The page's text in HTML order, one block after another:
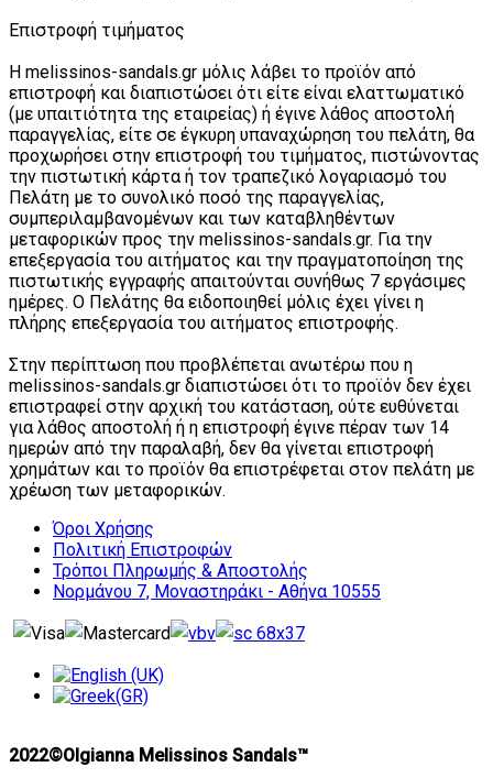
Επιστροφή τιμήματος
Η melissinos-sandals.gr μόλις λάβει το προϊόν από
επιστροφή και διαπιστώσει ότι είτε είναι ελαττωματικό
(με υπαιτιότητα της εταιρείας) ή έγινε λάθος αποστολή
παραγγελίας, είτε σε έγκυρη υπαναχώρηση του πελάτη, θα
προχωρήσει στην επιστροφή του τιμήματος, πιστώνοντας
την πιστωτική κάρτα ή τον τραπεζικό λογαριασμό του
Πελάτη με το συνολικό ποσό της παραγγελίας,
συμπεριλαμβανομένων και των καταβληθέντων
μεταφορικών προς την melissinos-sandals.gr. Για την
επεξεργασία του αιτήματος και την πραγματοποίηση της
πιστωτικής εγγραφής απαιτούνται συνήθως 7 εργάσιμες
ημέρες. Ο Πελάτης θα ειδοποιηθεί μόλις έχει γίνει η
πλήρης επεξεργασία του αιτήματος επιστροφής.
Στην περίπτωση που προβλέπεται ανωτέρω που η
melissinos-sandals.gr διαπιστώσει ότι το προϊόν δεν έχει
επιστραφεί στην αρχική του κατάσταση, ούτε ευθύνεται
για λάθος αποστολή ή η επιστροφή έγινε πέραν των 14
ημερών από την παραλαβή, δεν θα γίνεται επιστροφή
χρημάτων και το προϊόν θα επιστρέφεται στον πελάτη με
χρέωση των μεταφορικών.
Όροι Χρήσης
Πολιτική Επιστροφών
Τρόποι Πληρωμής & Αποστολής
Νορμάνου 7, Μοναστηράκι - Αθήνα 10555
2022©Olgianna Melissinos Sandals™